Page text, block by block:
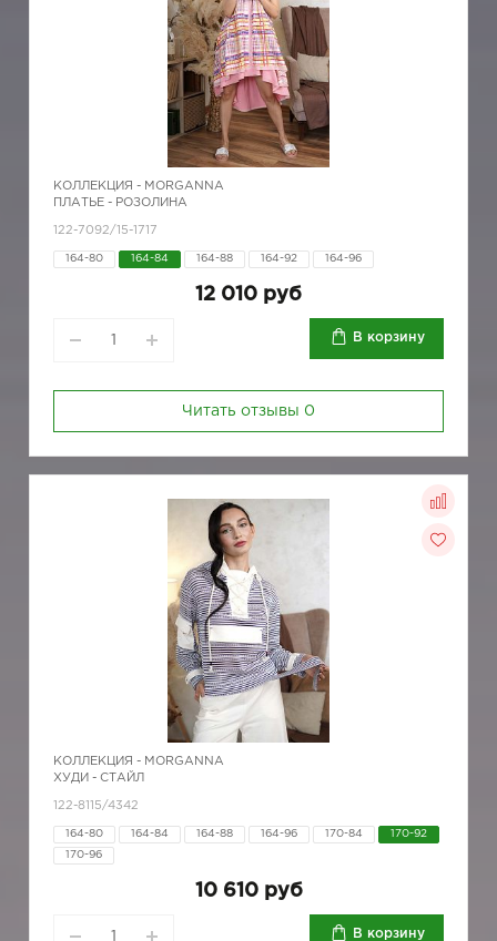
КОЛЛЕКЦИЯ - MORGANNA
ПЛАТЬЕ - РОЗОЛИНА
122-7092/15-1717
164-80 164-84 164-88 164-92 164-96
12 010 руб
В корзину
Читать отзывы 0
КОЛЛЕКЦИЯ - MORGANNA
ХУДИ - СТАЙЛ
122-8115/4342
164-80 164-84 164-88 164-96 170-84 170-92
170-96
10 610 руб
В корзину